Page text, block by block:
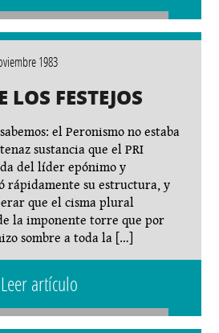
1983
LOS FESTEJOS
el Peronismo no estaba
sustancia que el PRI
del líder epónimo y
rápidamente su estructura, y
que el cisma plural
la imponente torre que por
sombre a toda la […]
Leer artículo